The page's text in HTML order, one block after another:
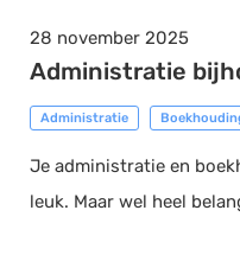
28 november 2025
Administratie
Administratie
Je administratie en
leuk. Maar wel heel